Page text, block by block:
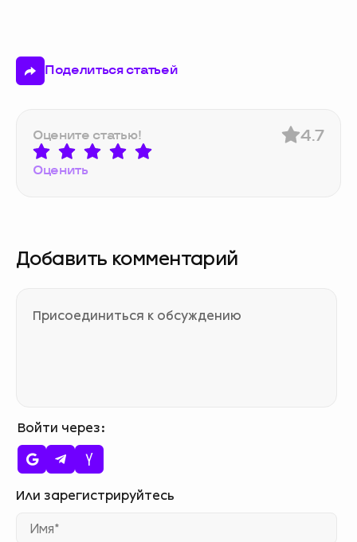
Поделиться статьей
Оцените статью!
Оценить
4.7
Добавить комментарий
Войти через